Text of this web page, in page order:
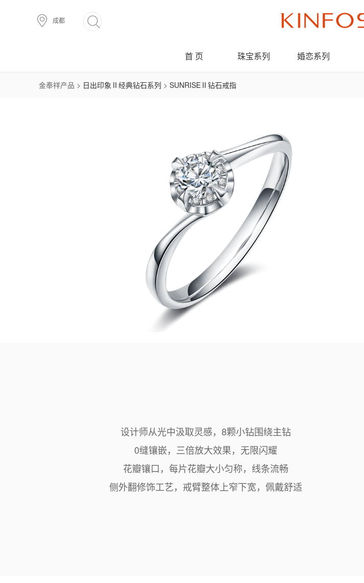
成都
首 页 珠宝系列 婚恋系列
金奉祥产品 > 日出印象Ⅱ经典钻石系列 > SUNRISEⅡ钻石戒指
设计师从光中汲取灵感，8颗小钻围绕主钻
0缝镶嵌，三倍放大效果，无限闪耀
花瓣镶口，每片花瓣大小匀称，线条流畅
侧外翻修饰工艺，戒臂整体上窄下宽，佩戴舒适